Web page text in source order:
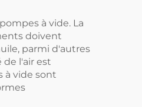
à vide. La
doivent
parmi d'autres
de l'air est
à vide sont